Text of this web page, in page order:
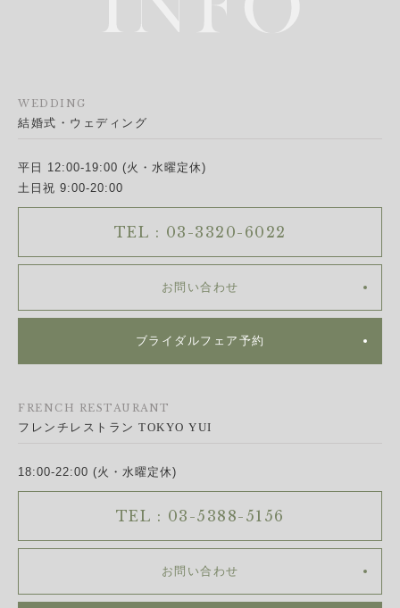
WEDDING
結婚式・ウェディング
平日 12:00-19:00 (火・水曜定休)
土日祝 9:00-20:00
TEL : 03-3320-6022
お問い合わせ
ブライダルフェア予約
FRENCH RESTAURANT
フレンチレストラン TOKYO YUI
18:00-22:00 (火・水曜定休)
TEL : 03-5388-5156
お問い合わせ